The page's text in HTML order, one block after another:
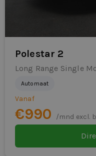
Polestar 2
Long Range Single
Automaat
Vanaf
€990 /mnd excl.